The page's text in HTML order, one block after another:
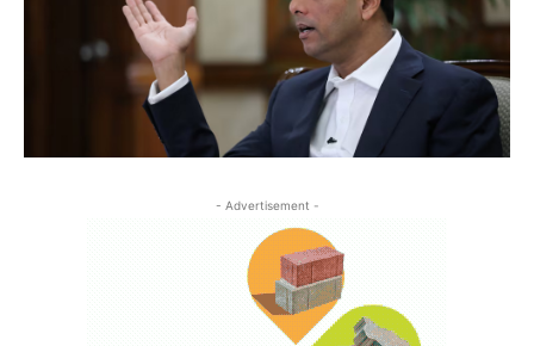
- Advertisement -